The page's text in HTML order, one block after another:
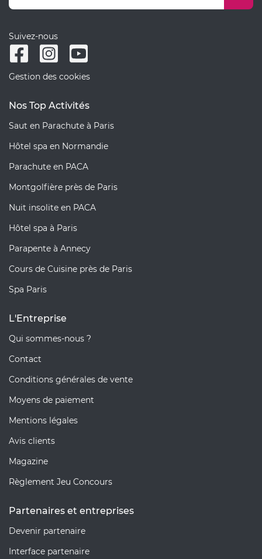
Suivez-nous
Gestion des cookies
Nos Top Activités
Saut en Parachute à Paris
Hôtel spa en Normandie
Parachute en PACA
Montgolfière près de Paris
Nuit insolite en PACA
Hôtel spa à Paris
Parapente à Annecy
Cours de Cuisine près de Paris
Spa Paris
L'Entreprise
Qui sommes-nous ?
Contact
Conditions générales de vente
Moyens de paiement
Mentions légales
Avis clients
Magazine
Règlement Jeu Concours
Partenaires et entreprises
Devenir partenaire
Interface partenaire